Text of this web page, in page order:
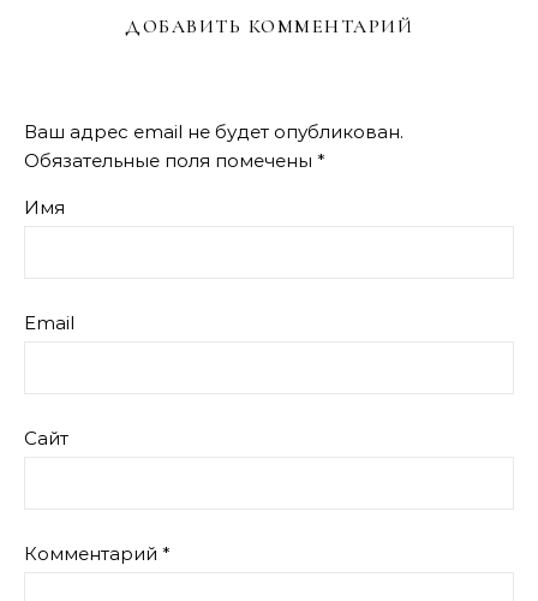
ДОБАВИТЬ КОММЕНТАРИЙ
Ваш адрес email не будет опубликован.
Обязательные поля помечены *
Имя
Email
Сайт
Комментарий *